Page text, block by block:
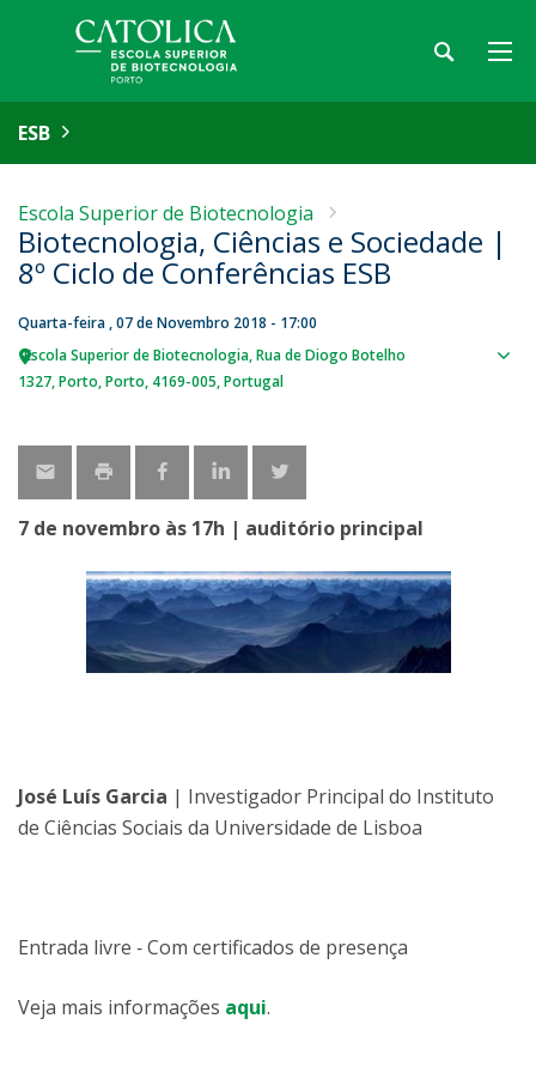
ESB
Escola Superior de Biotecnologia
Biotecnologia, Ciências e Sociedade |
8º Ciclo de Conferências ESB
Quarta-feira , 07 de Novembro 2018 - 17:00
Escola Superior de Biotecnologia Rua de Diogo Botelho
1327 Porto Porto 4169-005 Portugal
7 de novembro às 17h | auditório principal
José Luís Garcia | Investigador Principal do Instituto
de Ciências Sociais da Universidade de Lisboa
Entrada livre ‐ Com certificados de presença
Veja mais informações aqui.